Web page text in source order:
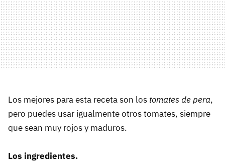
Los mejores para esta receta son los tomates de pera,
pero puedes usar igualmente otros tomates, siempre
que sean muy rojos y maduros.
Los ingredientes.